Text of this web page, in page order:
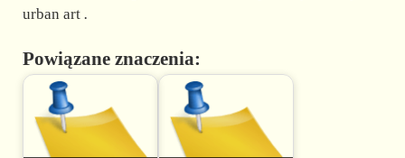
urban art .
Powiązane znaczenia: